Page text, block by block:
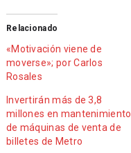
Relacionado
«Motivación viene de
moverse»; por Carlos
Rosales
Invertirán más de 3,8
millones en mantenimiento
de máquinas de venta de
billetes de Metro